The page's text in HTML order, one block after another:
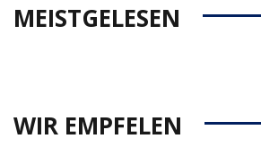
MEISTGELESEN
WIR EMPFELEN